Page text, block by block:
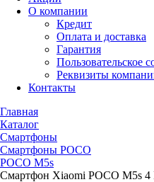
О компании
Кредит
Оплата и доставка
Гарантия
Пользовательское
Реквизиты
Контакты
Главная
Каталог
Смартфоны
Смартфоны POCO
POCO M5s
Смартфон Xiaomi POCO M5s